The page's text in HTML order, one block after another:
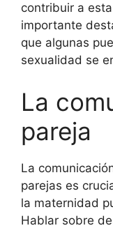
contribuir a
importante
que algunas
sexualidad se
La
pareja
La
parejas es
la maternidad
Hablar sobre